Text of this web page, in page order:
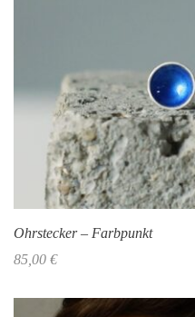
Ohrstecker – Farbpunkt
85,00 €